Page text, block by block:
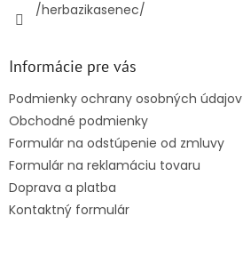
/herbazikasenec/
Informácie pre vás
Podmienky ochrany osobných údajov
Obchodné podmienky
Formulár na odstúpenie od zmluvy
Formulár na reklamáciu tovaru
Doprava a platba
Kontaktný formulár